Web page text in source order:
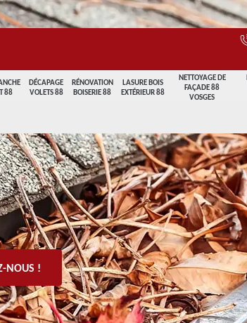
88
DÉCAPAGE
VOLETS 88
RÉNOVATION
BOISERIE 88
LASURE BOIS
EXTÉRIEUR 88
NETTOYAGE DE
FAÇADE 88
VOSGES
NOUS !